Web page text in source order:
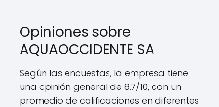
Opiniones sobre
AQUAOCCIDENTE SA
Según las encuestas, la empresa tiene
una opinión general de 8.7/10, con un
promedio de calificaciones en diferentes